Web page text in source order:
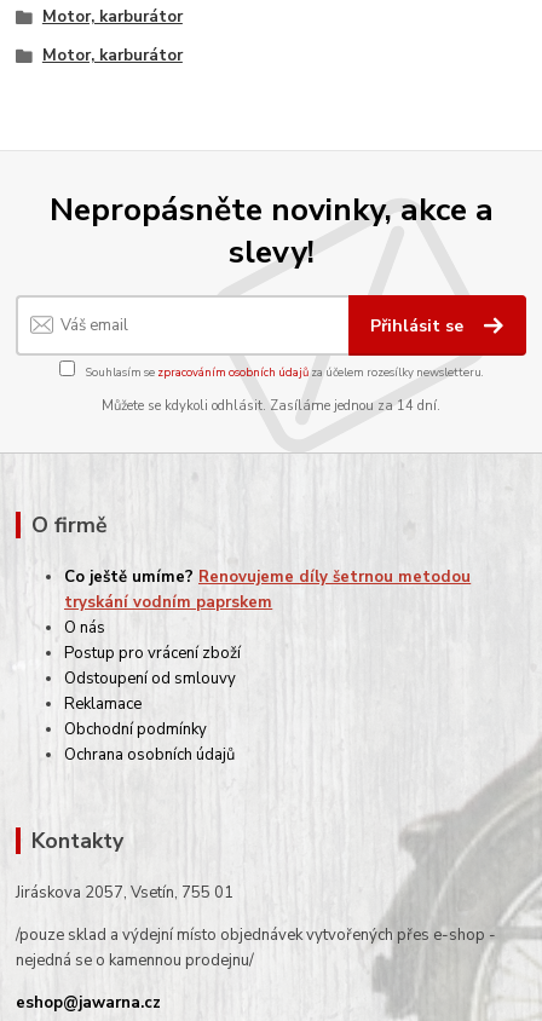
Motor, karburátor
Motor, karburátor
Nepropásněte novinky, akce a
slevy!
Přihlásit se
Souhlasím se zpracováním osobních údajůza účelem rozesílky newsletteru.
Můžete se kdykoli odhlásit. Zasíláme jednou za 14 dní.
O firmě
Co ještě umíme? Renovujeme díly šetrnou metodou
tryskání vodním paprskem
O nás
Postup pro vrácení zboží
Odstoupení od smlouvy
Reklamace
Obchodní podmínky
Ochrana osobních údajů
Kontakty
Jiráskova 2057, Vsetín, 755 01
/pouze sklad a výdejní místo objednávek vytvořených přes e-shop -
nejedná se o kamennou prodejnu/
eshop@jawarna.cz